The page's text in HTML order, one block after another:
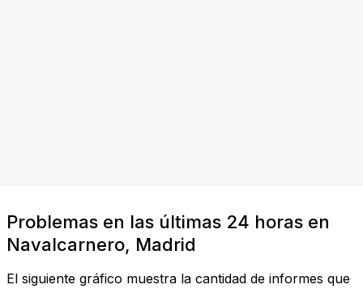
Problemas en las últimas 24 horas en
Navalcarnero, Madrid
El siguiente gráfico muestra la cantidad de informes que